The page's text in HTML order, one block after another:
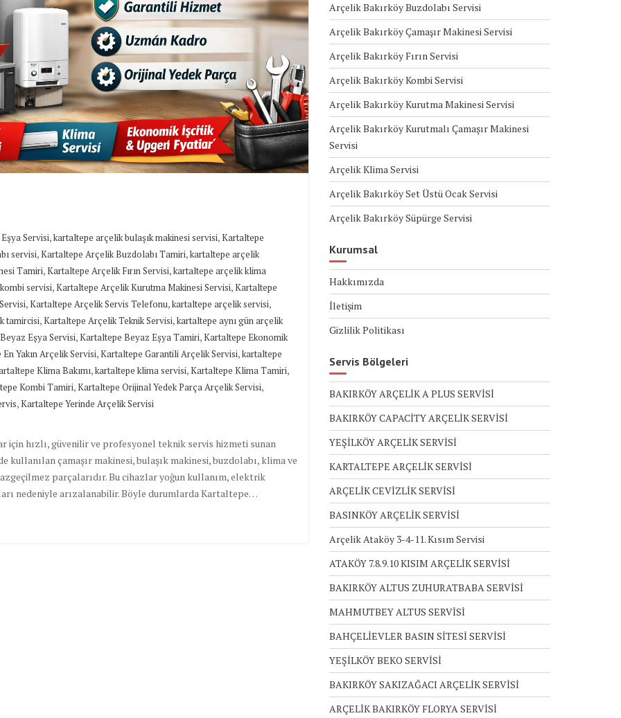
Servisi,kartaltepe arçelik bulaşık makinesi servisi,Kartaltepe
servisi,Kartaltepe Arçelik Buzdolabı Tamiri,kartaltepe arçelik
Tamiri,Kartaltepe Arçelik Fırın Servisi,kartaltepe arçelik klima
servisi,Kartaltepe Arçelik Kurutma Makinesi Servisi,Kartaltepe
,Kartaltepe Arçelik Servis Telefonu,kartaltepe arçelik servisi,
tamircisi,Kartaltepe Arçelik Teknik Servisi,kartaltepe aynı gün arçelik
Eşya Servisi,Kartaltepe Beyaz Eşya Tamiri,Kartaltepe Ekonomik
Yakın Arçelik Servisi,Kartaltepe Garantili Arçelik Servisi,kartaltepe
Klima Bakımı,kartaltepe klima servisi,Kartaltepe Klima Tamiri,
Kombi Tamiri,Kartaltepe Orijinal Yedek Parça Arçelik Servisi,
,Kartaltepe Yerinde Arçelik Servisi
hızlı, güvenilir ve profesyonel teknik servis hizmeti sunan
çamaşır makinesi, bulaşık makinesi, buzdolabı, klima ve
parçalarıdır. Bu cihazlar yoğun kullanım, elektrik
nedeniyle arızalanabilir. Böyle durumlarda Kartaltepe…
Arçelik Bakırköy Buzdolabı Servisi
Arçelik Bakırköy Çamaşır Makinesi Servisi
Arçelik Bakırköy Fırın Servisi
Arçelik Bakırköy Kombi Servisi
Arçelik Bakırköy Kurutma Makinesi Servisi
Arçelik Bakırköy Kurutmalı Çamaşır Makinesi
Servisi
Arçelik Klima Servisi
Arçelik Bakırköy Set Üstü Ocak Servisi
Arçelik Bakırköy Süpürge Servisi
Kurumsal
Hakkımızda
İletişim
Gizlilik Politikası
Servis Bölgeleri
BAKIRKÖY ARÇELİK A PLUS SERVİSİ
BAKIRKÖY CAPACİTY ARÇELİK SERVİSİ
YEŞİLKÖY ARÇELİK SERVİSİ
KARTALTEPE ARÇELİK SERVİSİ
ARÇELİK CEVİZLİK SERVİSİ
BASINKÖY ARÇELİK SERVİSİ
Arçelik Ataköy 3-4-11. Kısım Servisi
ATAKÖY 7.8.9.10 KISIM ARÇELİK SERVİSİ
BAKIRKÖY ALTUS ZUHURATBABA SERVİSİ
MAHMUTBEY ALTUS SERVİSİ
BAHÇELİEVLER BASIN SİTESİ SERVİSİ
YEŞİLKÖY BEKO SERVİSİ
BAKIRKÖY SAKIZAĞACI ARÇELİK SERVİSİ
ARÇELİK BAKIRKÖY FLORYA SERVİSİ